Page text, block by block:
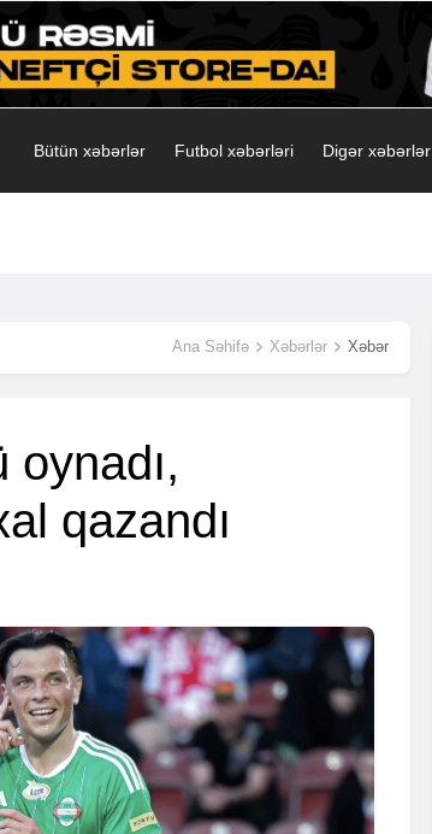
Bütün xəbərlər Futbol xəbərləri Digər xəbərlər
Ana Səhifə Xəbərlər Xəbər
qazandı